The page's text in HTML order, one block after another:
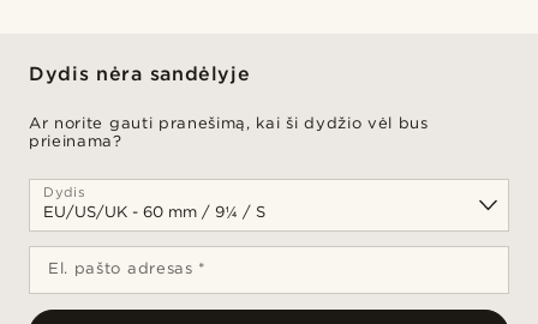
Dydis nėra sandėlyje
Ar norite gauti pranešimą, kai ši dydžio vėl bus
prieinama?
Dydis
El. pašto adresas *